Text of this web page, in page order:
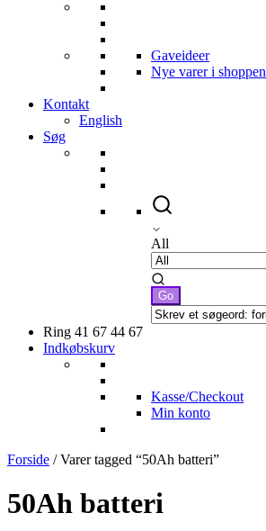
Gaveideer
Nye varer i shoppen
Kontakt
English
Søg
All
Ring 41 67 44 67
Indkøbskurv
Kasse/Checkout
Min konto
Forside / Varer tagged “50Ah batteri”
50Ah batteri